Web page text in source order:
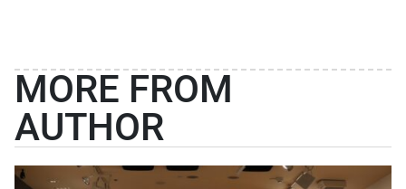
MORE FROM
AUTHOR